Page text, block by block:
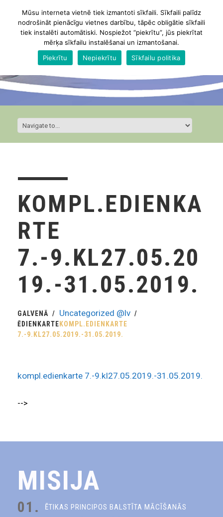
KOMPL.EDIENKA
RTE
7.-9.KL27.05.20
19.-31.05.2019.
GALVENĀ Uncategorized @lv
ĒDIENKARTE KOMPL.EDIENKARTE
7.-9.KL27.05.2019.-31.05.2019.
kompl.edienkarte 7.-9.kl27.05.2019.-31.05.2019.
-->
MISIJA
01.
ĒTIKAS PRINCIPOS BALSTĪTA MĀCĪŠANĀS
Mūsu interneta vietnē tiek izmantoti sīkfaili. Sīkfaili palīdz
nodrošināt pienācīgu vietnes darbību, tāpēc obligātie sīkfaili
tiek instalēti automātiski. Nospiežot “piekrītu”, jūs piekrītat
mērķa sīkfailu instalēšanai un izmantošanai.
Piekrītu
Nepiekrītu Sīkfailu politika